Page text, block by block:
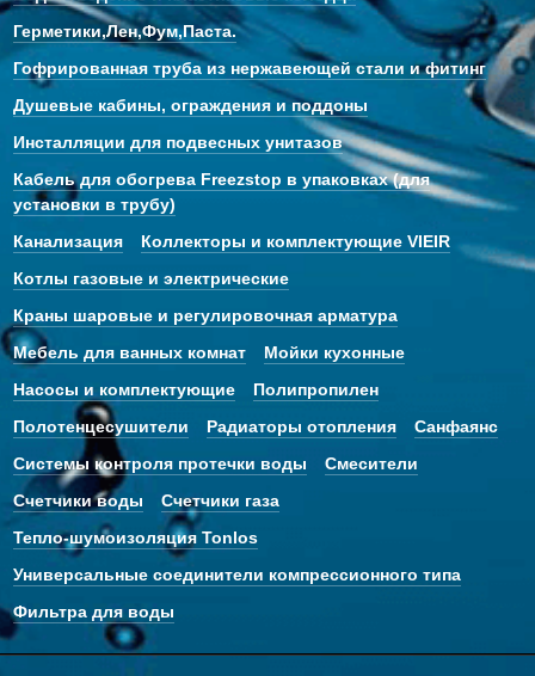
Герметики,Лен,Фум,Паста.
Гофрированная труба из нержавеющей стали и фитинг
Душевые кабины, ограждения и поддоны
Инсталляции для подвесных унитазов
Кабель для обогрева Freezstop в упаковках (для
установки в трубу)
Канализация
Коллекторы и комплектующие VIEIR
Котлы газовые и электрические
Краны шаровые и регулировочная арматура
Мебель для ванных комнат
Мойки кухонные
Насосы и комплектующие
Полипропилен
Полотенцесушители
Радиаторы отопления
Санфаянс
Системы контроля протечки воды
Смесители
Счетчики воды
Счетчики газа
Тепло-шумоизоляция Tonlos
Универсальные соединители компрессионного типа
Фильтра для воды